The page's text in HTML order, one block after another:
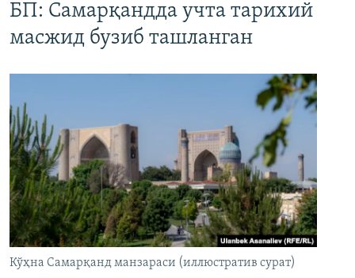
БП: Самарқандда учта тарихий
масжид бузиб ташланган
Кўҳна Самарқанд манзараси (иллюстратив сурат)